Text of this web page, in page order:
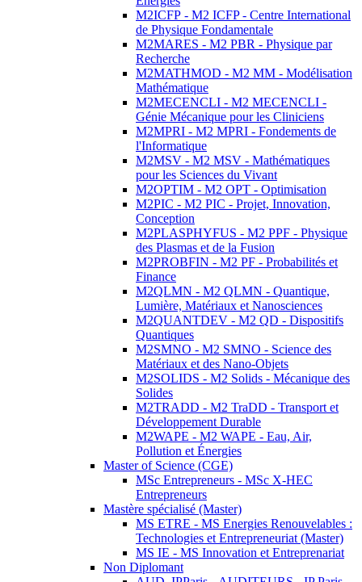
M2ICFP - M2 ICFP - Centre International
de Physique Fondamentale
M2MARES - M2 PBR - Physique par
Recherche
M2MATHMOD - M2 MM - Modélisation
Mathématique
M2MECENCLI - M2 MECENCLI -
Génie Mécanique pour les Cliniciens
M2MPRI - M2 MPRI - Fondements de
l'Informatique
M2MSV - M2 MSV - Mathématiques
pour les Sciences du Vivant
M2OPTIM - M2 OPT - Optimisation
M2PIC - M2 PIC - Projet, Innovation,
Conception
M2PLASPHYFUS - M2 PPF - Physique
des Plasmas et de la Fusion
M2PROBFIN - M2 PF - Probabilités et
Finance
M2QLMN - M2 QLMN - Quantique,
Lumière, Matériaux et Nanosciences
M2QUANTDEV - M2 QD - Dispositifs
Quantiques
M2SMNO - M2 SMNO - Science des
Matériaux et des Nano-Objets
M2SOLIDS - M2 Solids - Mécanique des
Solides
M2TRADD - M2 TraDD - Transport et
Développement Durable
M2WAPE - M2 WAPE - Eau, Air,
Pollution et Énergies
Master of Science (CGE)
MSc Entrepreneurs - MSc X-HEC
Entrepreneurs
Mastère spécialisé (Master)
MS ETRE - MS Energies Renouvelables :
Technologies et Entrepreneuriat (Master)
MS IE - MS Innovation et Entreprenariat
Non Diplomant